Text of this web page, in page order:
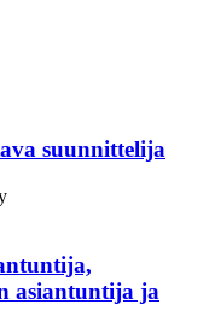
suunnittelija
asiantuntija ja